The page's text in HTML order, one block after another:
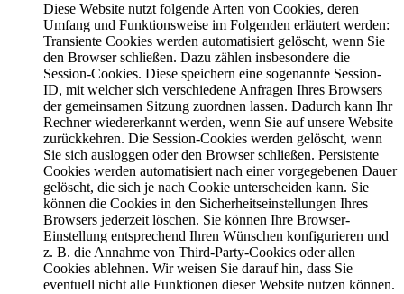
Diese Website nutzt folgende Arten von Cookies, deren
Umfang und Funktionsweise im Folgenden erläutert werden:
Transiente Cookies werden automatisiert gelöscht, wenn Sie
den Browser schließen. Dazu zählen insbesondere die
Session-Cookies. Diese speichern eine sogenannte Session-
ID, mit welcher sich verschiedene Anfragen Ihres Browsers
der gemeinsamen Sitzung zuordnen lassen. Dadurch kann Ihr
Rechner wiedererkannt werden, wenn Sie auf unsere Website
zurückkehren. Die Session-Cookies werden gelöscht, wenn
Sie sich ausloggen oder den Browser schließen. Persistente
Cookies werden automatisiert nach einer vorgegebenen Dauer
gelöscht, die sich je nach Cookie unterscheiden kann. Sie
können die Cookies in den Sicherheitseinstellungen Ihres
Browsers jederzeit löschen. Sie können Ihre Browser-
Einstellung entsprechend Ihren Wünschen konfigurieren und
z. B. die Annahme von Third-Party-Cookies oder allen
Cookies ablehnen. Wir weisen Sie darauf hin, dass Sie
eventuell nicht alle Funktionen dieser Website nutzen können.